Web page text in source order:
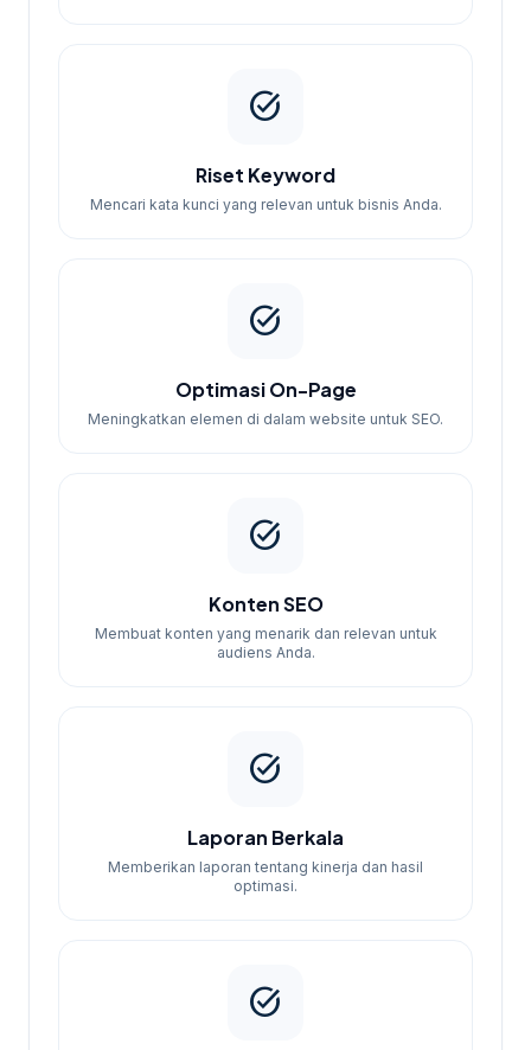
task_alt
Riset Keyword
Mencari kata kunci yang relevan untuk bisnis Anda.
task_alt
Optimasi On-Page
Meningkatkan elemen di dalam website untuk SEO.
task_alt
Konten SEO
Membuat konten yang menarik dan relevan untuk
audiens Anda.
task_alt
Laporan Berkala
Memberikan laporan tentang kinerja dan hasil
optimasi.
task_alt